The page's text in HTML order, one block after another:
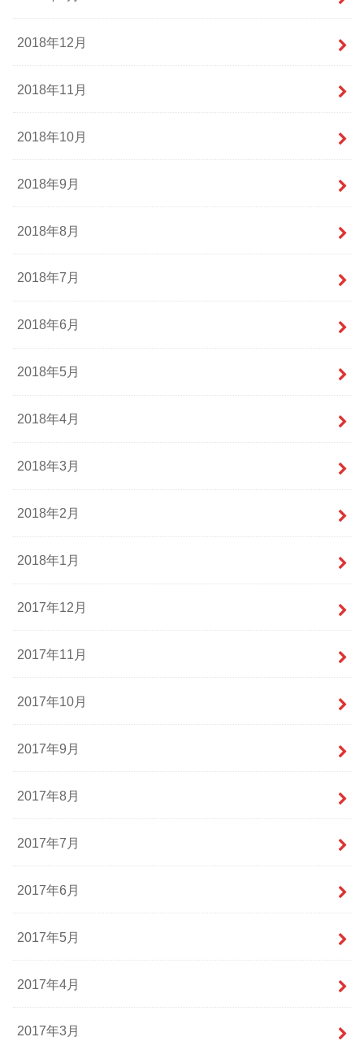
2018年12月
2018年11月
2018年10月
2018年9月
2018年8月
2018年7月
2018年6月
2018年5月
2018年4月
2018年3月
2018年2月
2018年1月
2017年12月
2017年11月
2017年10月
2017年9月
2017年8月
2017年7月
2017年6月
2017年5月
2017年4月
2017年3月